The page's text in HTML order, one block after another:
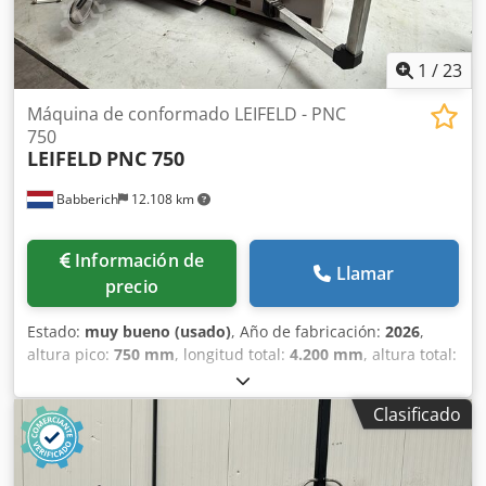
1 /23
Babberich 12.108 km
Máquina de conformado LEIFELD - PNC
750
LEIFELD PNC 750
Información de
precio
Llamar
Estado: muy bueno (usado), Año de fabricación: 2026,
altura pico: 750 mm, longitud total: 4.200 mm, altura total:
2.300 mm
longitud de avance eje X:360 mm, longitud de avance eje
Y:800 mm , potencia:
, Máquina de
conformado Dcedpfx Ajzd Dlvongok LEIFELD - PNC 750 N.º
DE IDENTIFICACIÓN DE LA MÁQUINA: 9651 Fabricante:
Clasificado